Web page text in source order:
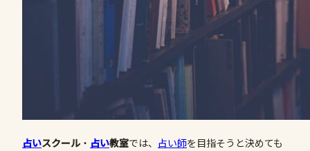
占いスクール ・ 占い教室では、 占い師を目指そうと決めても